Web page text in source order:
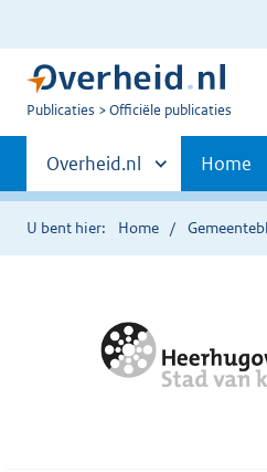
U
Publicaties Officiële publicaties
Primaire
navigatie
Andere
sites
binnen
Overheid.nl Home
U bent hier: Home